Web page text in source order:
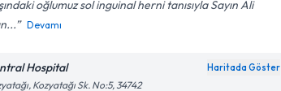
oğlumuz sol inguinal herni tanısıyla Sayın Ali
Devamı
Hospital Haritada Göster
Kozyatağı Sk. No:5, 34742